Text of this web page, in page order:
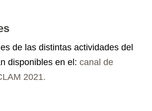
de las distintas actividades del
disponibles en el: canal de
2021.